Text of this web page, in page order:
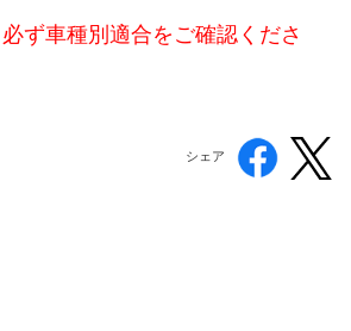
ず車種別適合をご確認くださ
シェア